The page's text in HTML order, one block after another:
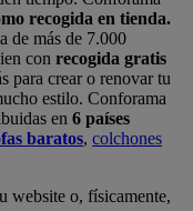
recogida en tienda.
de más de 7.000
con recogida gratis
para crear o renovar tu
estilo. Conforama
en 6 países
baratos, colchones
website o, físicamente,